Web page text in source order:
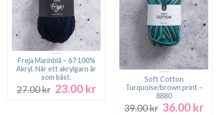
Freja Marinblå – 67 100%
Akryl. När ett akrylgarn är
som bäst.
27.00kr Det
ursprungliga
23.00 krDet
Soft Cotton
Turquoise/brown print –
8880
39.00kr Det
36.00 krDet